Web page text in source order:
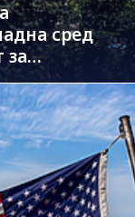
сред
за